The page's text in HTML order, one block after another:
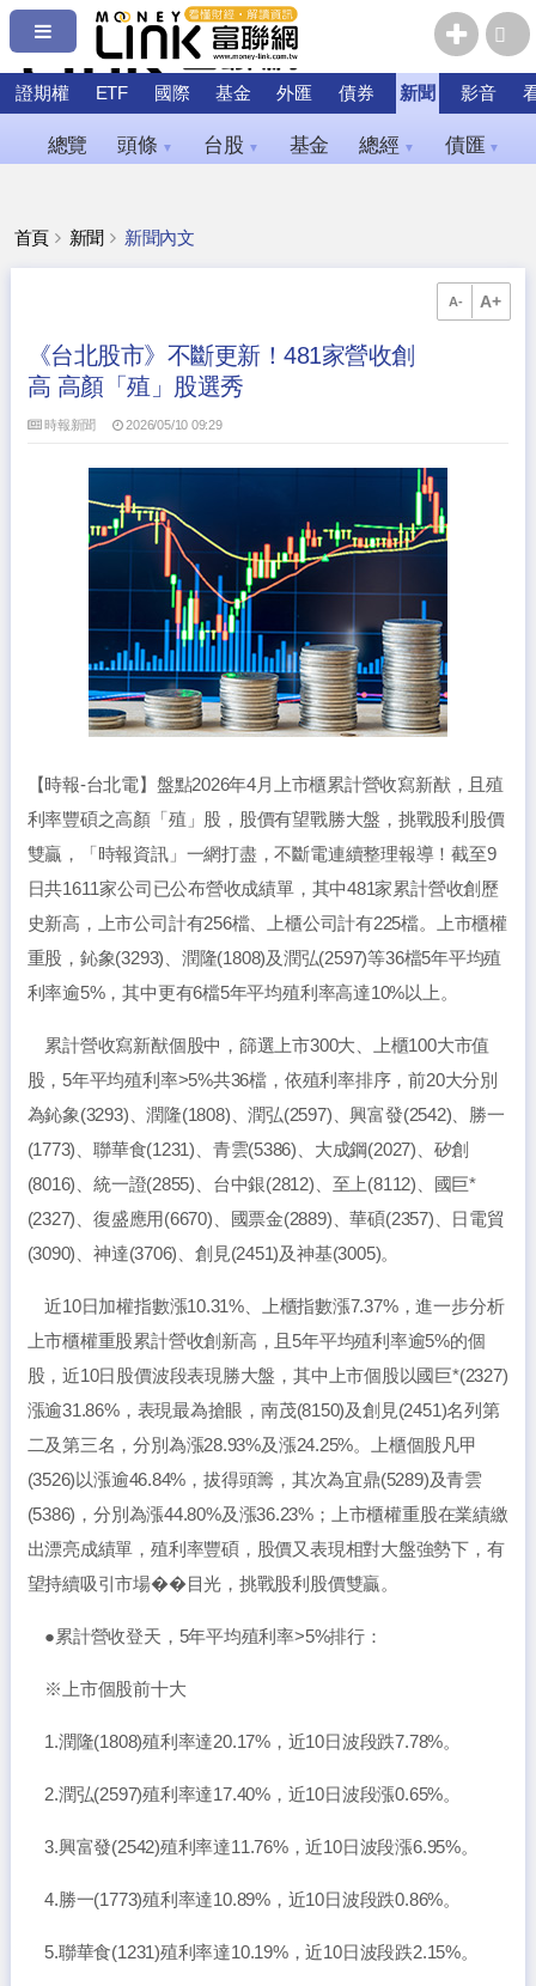
證期權 ETF 國際 基金 外匯 債券 新聞 影音
總覽 頭條 ▼ 台股 ▼ 基金 總經 ▼ 債匯 ▼
首頁 新聞 新聞內文
A- A+
《台北股市》不斷更新！481家營收創
高 高顏「殖」股選秀
時報新聞 2026/05/10 09:29
【時報-台北電】盤點2026年4月上市櫃累計營收寫新猷，且殖
利率豐碩之高顏「殖」股，股價有望戰勝大盤，挑戰股利股價
雙贏，「時報資訊」一網打盡，不斷電連續整理報導！截至9
日共1611家公司已公布營收成績單，其中481家累計營收創歷
史新高，上市公司計有256檔、上櫃公司計有225檔。上市櫃權
重股，鈊象(3293)、潤隆(1808)及潤弘(2597)等36檔5年平均殖
利率逾5%，其中更有6檔5年平均殖利率高達10%以上。
累計營收寫新猷個股中，篩選上市300大、上櫃100大市值
股，5年平均殖利率>5%共36檔，依殖利率排序，前20大分別
為鈊象(3293)、潤隆(1808)、潤弘(2597)、興富發(2542)、勝一
(1773)、聯華食(1231)、青雲(5386)、大成鋼(2027)、矽創
(8016)、統一證(2855)、台中銀(2812)、至上(8112)、國巨*
(2327)、復盛應用(6670)、國票金(2889)、華碩(2357)、日電貿
(3090)、神達(3706)、創見(2451)及神基(3005)。
近10日加權指數漲10.31%、上櫃指數漲7.37%，進一步分析
上市櫃權重股累計營收創新高，且5年平均殖利率逾5%的個
股，近10日股價波段表現勝大盤，其中上市個股以國巨*(2327)
漲逾31.86%，表現最為搶眼，南茂(8150)及創見(2451)名列第
二及第三名，分別為漲28.93%及漲24.25%。上櫃個股凡甲
(3526)以漲逾46.84%，拔得頭籌，其次為宜鼎(5289)及青雲
(5386)，分別為漲44.80%及漲36.23%；上市櫃權重股在業績繳
出漂亮成績單，殖利率豐碩，股價又表現相對大盤強勢下，有
望持續吸引市場��目光，挑戰股利股價雙贏。
●累計營收登天，5年平均殖利率>5%排行：
※上市個股前十大
1.潤隆(1808)殖利率達20.17%，近10日波段跌7.78%。
2.潤弘(2597)殖利率達17.40%，近10日波段漲0.65%。
3.興富發(2542)殖利率達11.76%，近10日波段漲6.95%。
4.勝一(1773)殖利率達10.89%，近10日波段跌0.86%。
5.聯華食(1231)殖利率達10.19%，近10日波段跌2.15%。